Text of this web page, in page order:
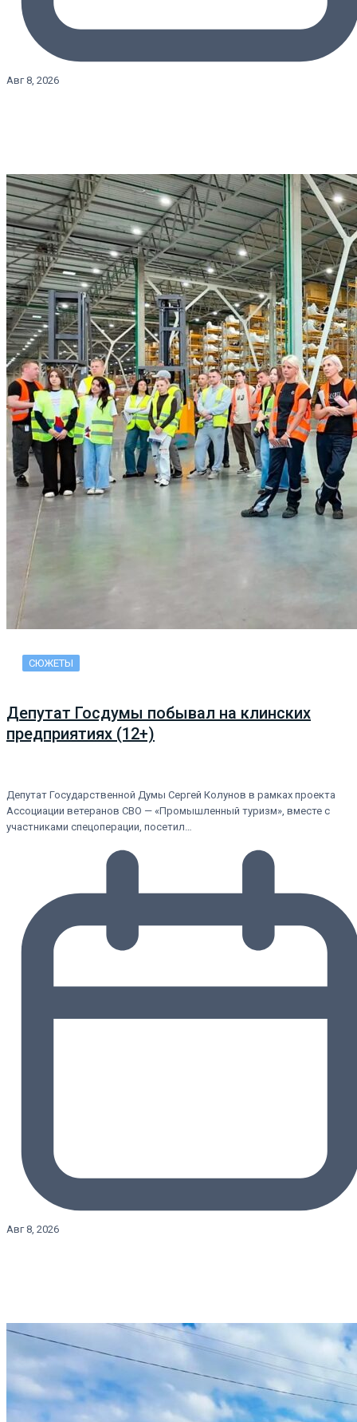
Авг 8, 2026
СЮЖЕТЫ
Депутат Госдумы побывал на клинских
предприятиях (12+)
Депутат Государственной Думы Сергей Колунов в рамках проекта
Ассоциации ветеранов СВО — «Промышленный туризм», вместе с
участниками спецоперации, посетил…
Авг 8, 2026